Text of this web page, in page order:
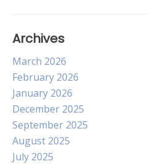
Archives
March 2026
February 2026
January 2026
December 2025
September 2025
August 2025
July 2025